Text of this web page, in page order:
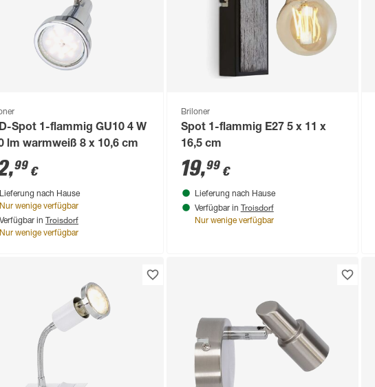
Spot 1-flammig GU10 4 W
lm warmweiß 8 x 10,6 cm
,99 €
Lieferung nach Hause
Nur wenige verfügbar
Verfügbar in Troisdorf
Nur wenige verfügbar
Briloner
Spot 1-flammig E27 5 x 11 x
16,5 cm
19,99€
Lieferung nach Hause
Verfügbar in Troisdorf
Nur wenige verfügbar